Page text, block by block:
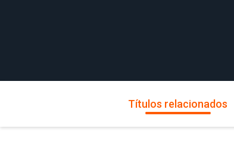
Títulos relacionados